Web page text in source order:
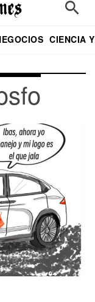
CIENCIA